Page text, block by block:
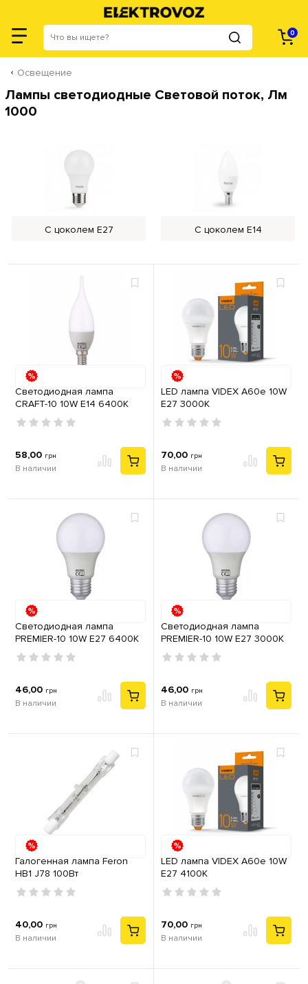
0
Освещение
Лампы светодиодные Световой поток, Лм
1000
С цоколем Е27 С цоколем Е14
Cветодиодная лампа
CRAFT-10 10W E14 6400К
58,00 грн
В наличии
LED лампа VIDEX A60e 10W
E27 3000K
70,00 грн
В наличии
Cветодиодная лампа
PREMIER-10 10W E27 6400K
46,00 грн
В наличии
Светодиодная лампа
PREMIER-10 10W E27 3000К
46,00 грн
В наличии
Галогенная лампа Feron
HB1 J78 100Вт
40,00 грн
В наличии
LED лампа VIDEX A60e 10W
E27 4100K
70,00 грн
В наличии